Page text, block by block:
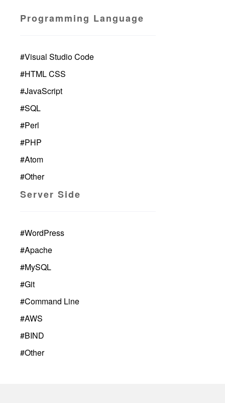
Programming Language
#Visual Studio Code
#HTML CSS
#JavaScript
#SQL
#Perl
#PHP
#Atom
#Other
Server Side
#WordPress
#Apache
#MySQL
#Git
#Command Line
#AWS
#BIND
#Other